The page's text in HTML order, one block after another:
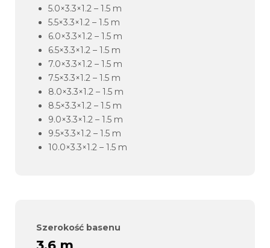
5.0×3.3×1.2 – 1.5 m
5.5×3.3×1.2 – 1.5 m
6.0×3.3×1.2 – 1.5 m
6.5×3.3×1.2 – 1.5 m
7.0×3.3×1.2 – 1.5 m
7.5×3.3×1.2 – 1.5 m
8.0×3.3×1.2 – 1.5 m
8.5×3.3×1.2 – 1.5 m
9.0×3.3×1.2 – 1.5 m
9.5×3.3×1.2 – 1.5 m
10.0×3.3×1.2 – 1.5 m
Szerokość basenu